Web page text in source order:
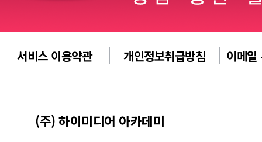
서비스 이용약관 개인정보취급방침 이메일
(주) 하이미디어 아카데미